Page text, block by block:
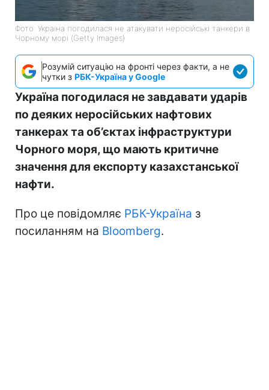
Фото: Україна погодилася не атакувати неросійські танкери в
Чорному морі (Getty Images)
Розумій ситуацію на фронті через факти, а не
чутки з РБК-Україна у Google
Україна погодилася не завдавати ударів
по деяких неросійських нафтових
танкерах та об’єктах інфраструктури
Чорного моря, що мають критичне
значення для експорту казахстанської
нафти.
Про це повідомляє РБК-Україна з
посиланням на Bloomberg.